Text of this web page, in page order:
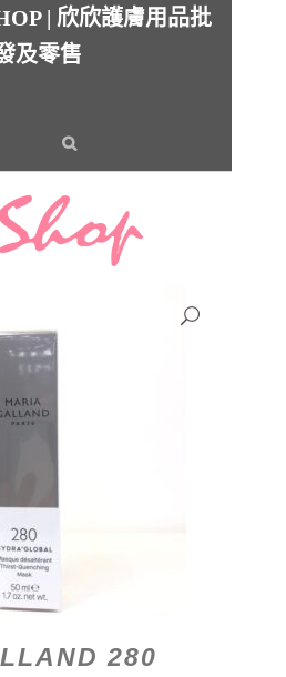
| 欣欣護膚用品批
及零售
280